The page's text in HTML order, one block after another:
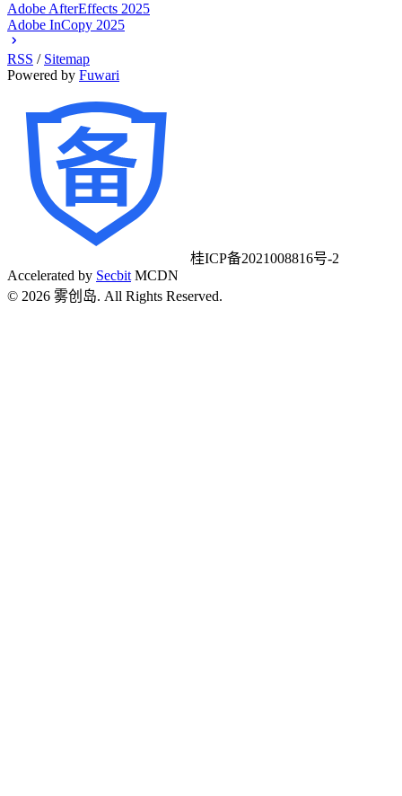
Adobe AfterEffects 2025
Adobe InCopy 2025
RSS / Sitemap
Powered by Fuwari
桂ICP备2021008816号-2
Accelerated by Secbit MCDN
© 2026 雾创岛. All Rights Reserved.